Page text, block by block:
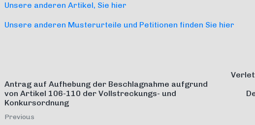
Unsere anderen Artikel, Sie hier
Unsere anderen Musterurteile und Petitionen finden Sie hier
Antrag auf Aufhebung der Beschlagnahme aufgrund
von Artikel 106-110 der Vollstreckungs- und
Konkursordnung
Previous